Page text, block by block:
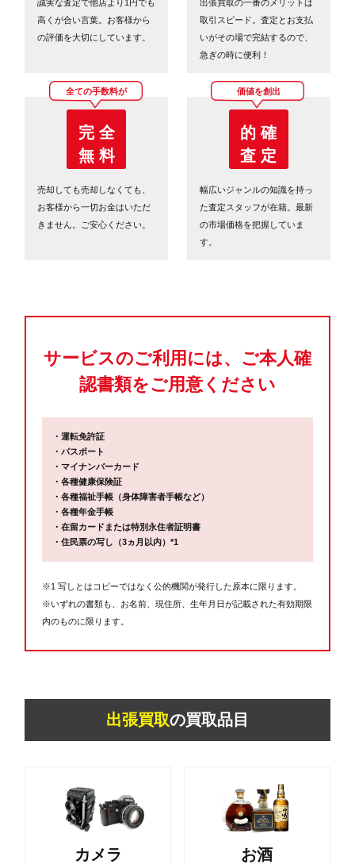
誠実な査定で他店より1円でも
高くが合い言葉。お客様から
の評価を大切にしています。
出張買取の一番のメリットは
取引スピード。査定とお支払
いがその場で完結するので、
急ぎの時に便利！
全ての手数料が
完 全
無 料
売却しても売却しなくても、
お客様から一切お金はいただ
きません。ご安心ください。
価値を創出
的 確
査 定
幅広いジャンルの知識を持っ
た査定スタッフが在籍。最新
の市場価格を把握していま
す。
サービスのご利用には、ご本人確
認書類をご用意ください
・運転免許証
・パスポート
・マイナンバーカード
・各種健康保険証
・各種福祉手帳（身体障害者手帳など）
・各種年金手帳
・在留カードまたは特別永住者証明書
・住民票の写し（3ヵ月以内）*1
※1 写しとはコピーではなく公的機関が発行した原本に限ります。
※いずれの書類も、お名前、現住所、生年月日が記載された有効期限
内のものに限ります。
出張買取の買取品目
カメラ お酒